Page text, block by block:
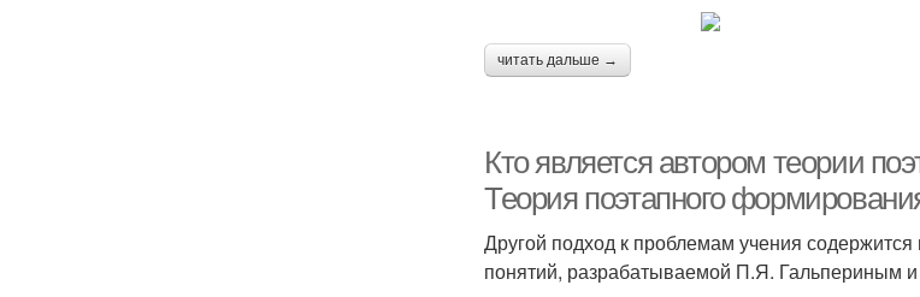
читать дальше →
Кто является автором теории
Теория поэтапного
Другой подход к проблемам учения
понятий, разрабатываемой П.Я. Гальпериным